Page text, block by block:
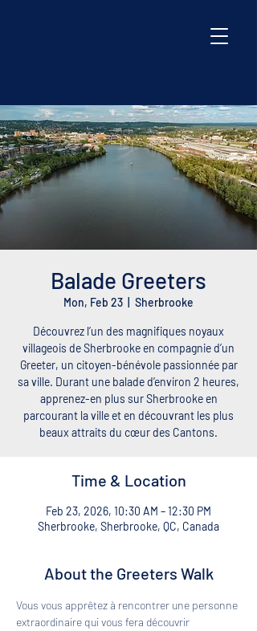
Balade Greeters
Mon, Feb 23 Sherbrooke
Découvrez l’un des magnifiques noyaux
villageois de Sherbrooke en compagnie d’un
Greeter, un citoyen-bénévole passionnée par
sa ville. Durant une balade d’environ 2 heures,
apprenez-en plus sur Sherbrooke en
parcourant la ville et en découvrant les plus
beaux attraits du cœur des Cantons.
Time & Location
Feb 23, 2026, 10:30 AM – 12:30 PM
Sherbrooke, Sherbrooke, QC, Canada
About the Greeters Walk
Vous vous apprêtez à rencontrer une personne
extraordinaire qui vous fera découvrir